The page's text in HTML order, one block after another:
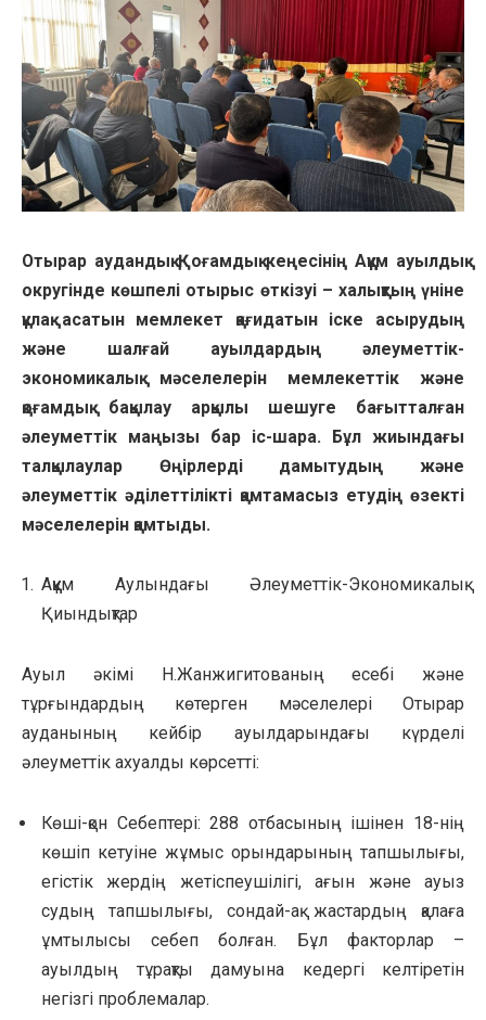
Отырар аудандық Қоғамдық кеңесінің Аққұм ауылдық
округінде көшпелі отырыс өткізуі – халықтың үніне
құлақ асатын мемлекет қағидатын іске асырудың
және шалғай ауылдардың әлеуметтік-
экономикалық мәселелерін мемлекеттік және
қоғамдық бақылау арқылы шешуге бағытталған
әлеуметтік маңызы бар іс-шара. Бұл жиындағы
талқылаулар Өңірлерді дамытудың және
әлеуметтік әділеттілікті қамтамасыз етудің өзекті
мәселелерін қамтыды.
Аққұм Аулындағы Әлеуметтік-Экономикалық
Қиындықтар
Ауыл әкімі Н.Жанжигитованың есебі және
тұрғындардың көтерген мәселелері Отырар
ауданының кейбір ауылдарындағы күрделі
әлеуметтік ахуалды көрсетті:
Көші-қон Себептері: 288 отбасының ішінен 18-нің
көшіп кетуіне жұмыс орындарының тапшылығы,
егістік жердің жетіспеушілігі, ағын және ауыз
судың тапшылығы, сондай-ақ жастардың қалаға
ұмтылысы себеп болған. Бұл факторлар –
ауылдың тұрақты дамуына кедергі келтіретін
негізгі проблемалар.